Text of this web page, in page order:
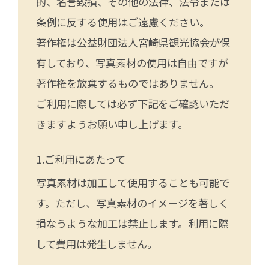
条例に反する使用はご遠慮ください。
著作権は公益財団法人宮崎県観光協会が保
有しており、写真素材の使用は自由ですが
著作権を放棄するものではありません。
ご利用に際しては必ず下記をご確認いただ
きますようお願い申し上げます。
ご利用にあたって
写真素材は加工して使用することも可能で
す。ただし、写真素材のイメージを著しく
損なうような加工は禁止します。利用に際
して費用は発生しません。